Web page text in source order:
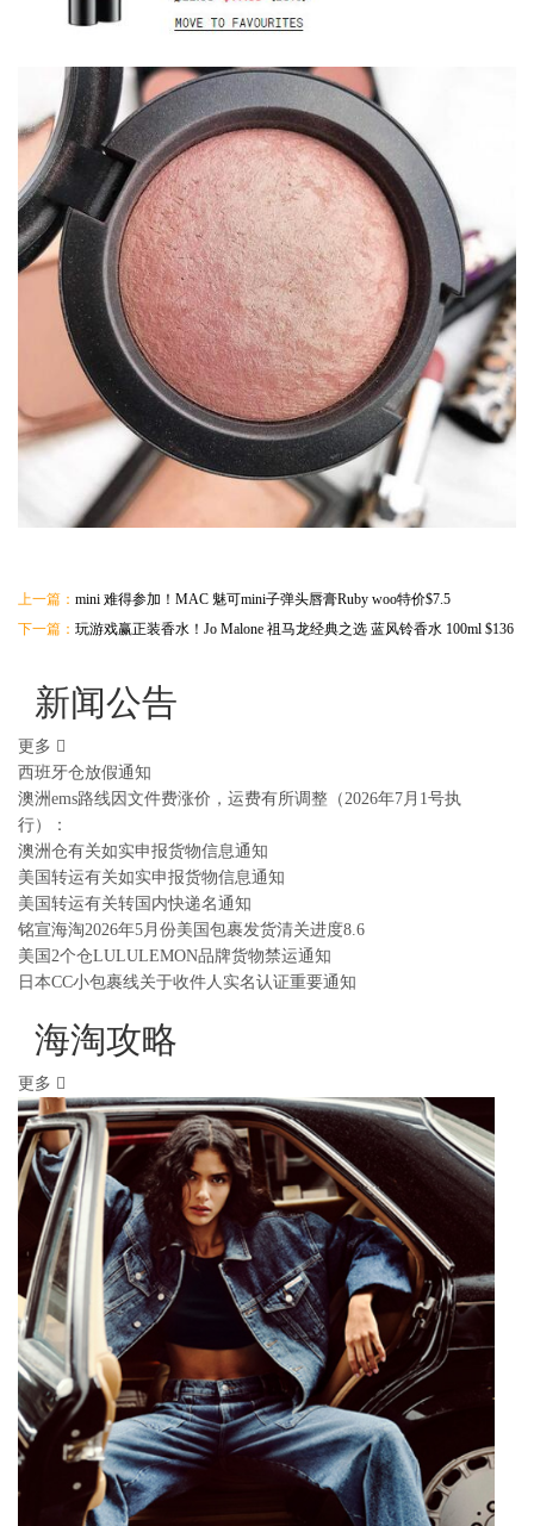
上一篇： mini 难得参加！MAC 魅可mini子弹头唇膏Ruby woo特价$7.5
下一篇： 玩游戏赢正装香水！Jo Malone 祖马龙经典之选 蓝风铃香水 100ml $136
新闻公告
更多
西班牙仓放假通知
澳洲ems路线因文件费涨价，运费有所调整（2026年7月1号执
行）：
澳洲仓有关如实申报货物信息通知
美国转运有关如实申报货物信息通知
美国转运有关转国内快递名通知
铭宣海淘2026年5月份美国包裹发货清关进度8.6
美国2个仓LULULEMON品牌货物禁运通知
日本CC小包裹线关于收件人实名认证重要通知
海淘攻略
更多